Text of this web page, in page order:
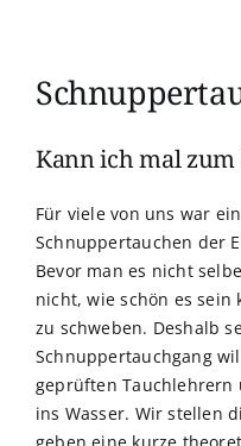
Impressum
Kann ich mal
Für viele von uns war
Schnuppertauchen der
Bevor man es nicht
nicht, wie schön es sein
zu schweben. Deshalb
Schnuppertauchgang
geprüften Tauchlehrern
ins Wasser. Wir stellen